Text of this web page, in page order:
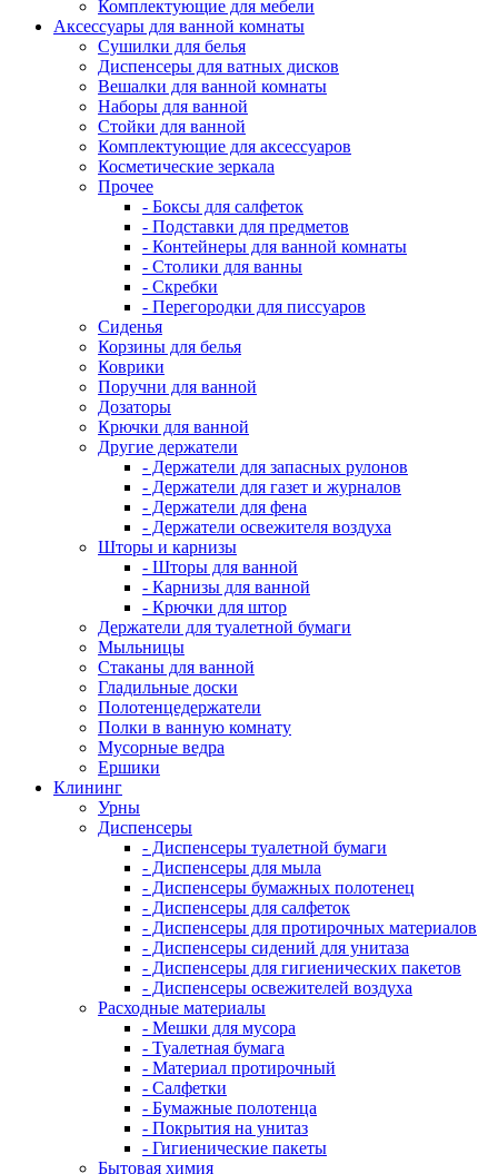
Комплектующие для мебели
Аксессуары для ванной комнаты
Сушилки для белья
Диспенсеры для ватных дисков
Вешалки для ванной комнаты
Наборы для ванной
Стойки для ванной
Комплектующие для аксессуаров
Косметические зеркала
Прочее
- Боксы для салфеток
- Подставки для предметов
- Контейнеры для ванной комнаты
- Столики для ванны
- Скребки
- Перегородки для писсуаров
Сиденья
Корзины для белья
Коврики
Поручни для ванной
Дозаторы
Крючки для ванной
Другие держатели
- Держатели для запасных рулонов
- Держатели для газет и журналов
- Держатели для фена
- Держатели освежителя воздуха
Шторы и карнизы
- Шторы для ванной
- Карнизы для ванной
- Крючки для штор
Держатели для туалетной бумаги
Мыльницы
Стаканы для ванной
Гладильные доски
Полотенцедержатели
Полки в ванную комнату
Мусорные ведра
Ершики
Клининг
Урны
Диспенсеры
- Диспенсеры туалетной бумаги
- Диспенсеры для мыла
- Диспенсеры бумажных полотенец
- Диспенсеры для салфеток
- Диспенсеры для протирочных материалов
- Диспенсеры сидений для унитаза
- Диспенсеры для гигиенических пакетов
- Диспенсеры освежителей воздуха
Расходные материалы
- Мешки для мусора
- Туалетная бумага
- Материал протирочный
- Салфетки
- Бумажные полотенца
- Покрытия на унитаз
- Гигиенические пакеты
Бытовая химия